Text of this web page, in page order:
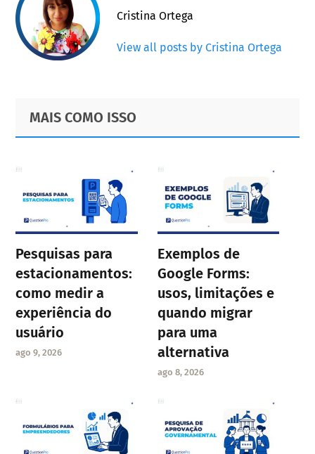
Cristina Ortega
View all posts by Cristina Ortega
Primary
Sidebar
Footer
MAIS COMO ISSO
Pesquisas para
estacionamentos:
como medir a
experiência do
usuário
ago 9, 2026
Exemplos de
Google Forms:
usos, limitações e
quando migrar
para uma
alternativa
ago 8, 2026